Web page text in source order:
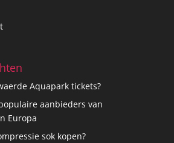
Aquapark tickets?
aanbieders van
Europa
sok kopen?